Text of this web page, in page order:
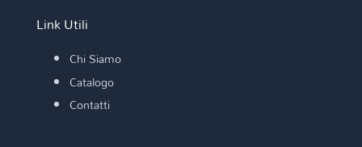
Link Utili
Chi Siamo
Catalogo
Contatti